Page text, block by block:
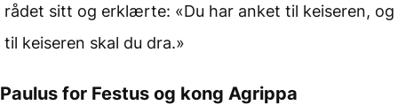
rådet sitt og erklærte: «Du har anket til keiseren, og
til keiseren skal du dra.»
Paulus for Festus og kong Agrippa